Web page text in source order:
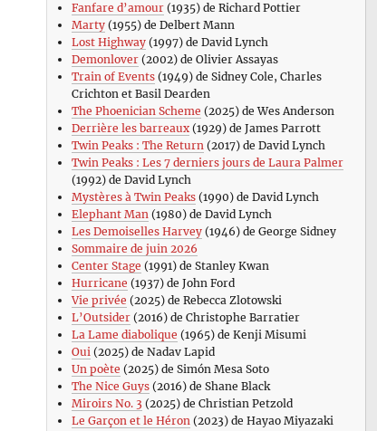
Fanfare d’amour(1935) de Richard Pottier
Marty(1955) de Delbert Mann
Lost Highway(1997) de David Lynch
Demonlover(2002) de Olivier Assayas
Train of Events(1949) de Sidney Cole, Charles
Crichton et Basil Dearden
The Phoenician Scheme (2025) de Wes Anderson
Derrière les barreaux(1929) de James Parrott
Twin Peaks : The Return(2017) de David Lynch
Twin Peaks : Les 7 derniers jours de Laura Palmer
(1992) de David Lynch
Mystères à Twin Peaks(1990) de David Lynch
Elephant Man(1980) de David Lynch
Les Demoiselles Harvey(1946) de George Sidney
Sommaire de juin 2026
Center Stage (1991) de Stanley Kwan
Hurricane (1937) de John Ford
Vie privée (2025) de Rebecca Zlotowski
L’Outsider(2016) de Christophe Barratier
La Lame diabolique (1965) de Kenji Misumi
Oui(2025) de Nadav Lapid
Un poète (2025) de Simón Mesa Soto
The Nice Guys(2016) de Shane Black
Miroirs No. 3 (2025) de Christian Petzold
Le Garçon et le Héron(2023) de Hayao Miyazaki